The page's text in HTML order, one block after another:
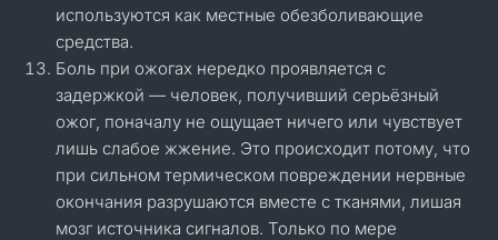
используются как местные обезболивающие
средства.
Боль при ожогах нередко проявляется с
задержкой — человек, получивший серьёзный
ожог, поначалу не ощущает ничего или чувствует
лишь слабое жжение. Это происходит потому, что
при сильном термическом повреждении нервные
окончания разрушаются вместе с тканями, лишая
мозг источника сигналов. Только по мере